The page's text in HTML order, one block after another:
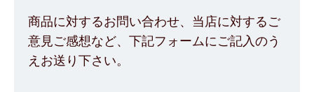
商品に対するお問い合わせ、当店に対するご
意見ご感想など、下記フォームにご記入のう
えお送り下さい。